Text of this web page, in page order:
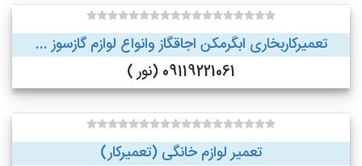
تعمیرکاربخاری ابگرمکن اجاقگاز وانواع لوازم گازسوز ...
09119221061 (نور )
تعمیر لوازم خانگی (تعمیرکار)